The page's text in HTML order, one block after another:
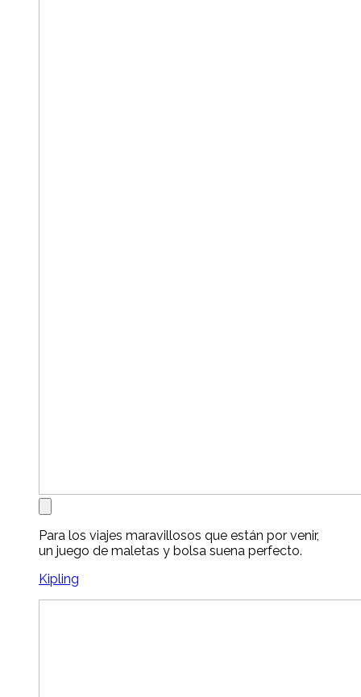
Para los viajes maravillosos que están por venir,
un juego de maletas y bolsa suena perfecto.
Kipling